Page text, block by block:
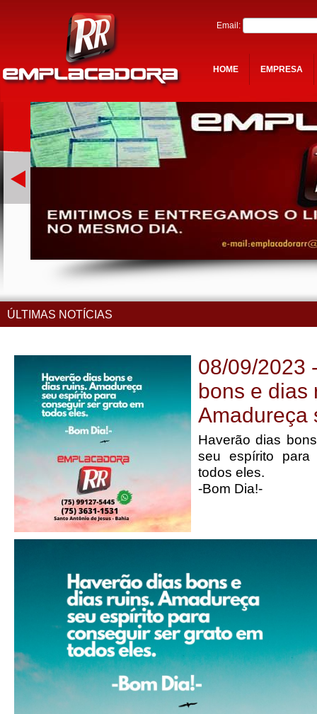
Email:
HOME EMPRESA
ÚLTIMAS NOTÍCIAS
08/09/2023
bons e dias
Amadureça
Haverão dias
seu espírito
todos eles.
-Bom Dia!-